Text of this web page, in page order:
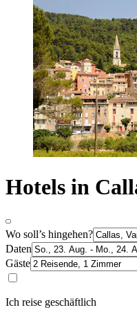
Hotels in
Wo soll’s hingehen?
Daten
Gäste
Ich reise geschäftlich